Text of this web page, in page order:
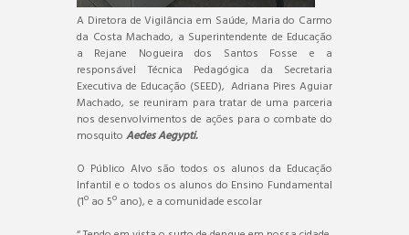
A Diretora de Vigilância em Saúde, Maria do Carmo
da Costa Machado, a Superintendente de Educação
a Rejane Nogueira dos Santos Fosse e a
responsável Técnica Pedagógica da Secretaria
Executiva de Educação (SEED), Adriana Pires Aguiar
Machado, se reuniram para tratar de uma parceria
nos desenvolvimentos de ações para o combate do
mosquito Aedes Aegypti.
O Público Alvo são todos os alunos da Educação
Infantil e o todos os alunos do Ensino Fundamental
(1º ao 5º ano), e a comunidade escolar